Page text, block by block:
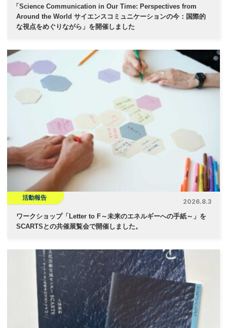
「 Science Communication in Our Time: Perspectives from
Around the World サイエンスコミュニケーションの今：国際的
な視点をめぐりながら」を開催しました
活動報告
2026.8.3
ワークショップ「Letter to F～未来のエネルギーへの手紙～」を
SCARTSとの共催展覧会で開催しました。